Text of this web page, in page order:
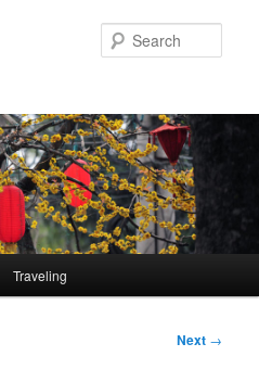
Traveling
Next →